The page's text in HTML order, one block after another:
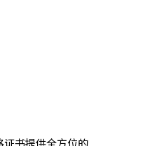
书提供全方位的